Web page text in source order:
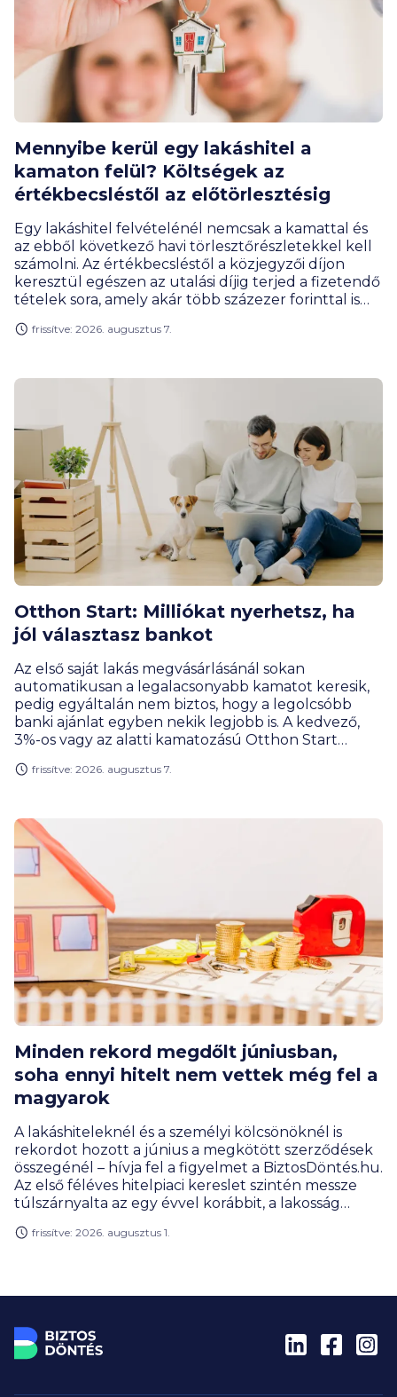
Mennyibe kerül egy lakáshitel a
kamaton felül? Költségek az
értékbecsléstől az előtörlesztésig
Egy lakáshitel felvételénél nemcsak a kamattal és
az ebből következő havi törlesztőrészletekkel kell
számolni. Az értékbecsléstől a közjegyzői díjon
keresztül egészen az utalási díjig terjed a fizetendő
tételek sora, amely akár több százezer forinttal is
díjakra érdemes előre felkészülnöd, és melyeket
frissítve: 2026. augusztus 7.
Otthon Start: Milliókat nyerhetsz, ha
jól választasz bankot
Az első saját lakás megvásárlásánál sokan
automatikusan a legalacsonyabb kamatot keresik,
pedig egyáltalán nem biztos, hogy a legolcsóbb
banki ajánlat egyben nekik legjobb is. A kedvező,
3%-os vagy az alatti kamatozású Otthon Start
igénylési feltételek és a teljes futamidő alatti
teljes kép alapján érdemes meghozni.
frissítve: 2026. augusztus 7.
Minden rekord megdőlt júniusban,
soha ennyi hitelt nem vettek még fel a
magyarok
A lakáshiteleknél és a személyi kölcsönöknél is
rekordot hozott a június a megkötött szerződések
összegénél – hívja fel a figyelmet a BiztosDöntés.hu.
Az első féléves hitelpiaci kereslet szintén messze
túlszárnyalta az egy évvel korábbit, a lakosság
milliárd forint közelében mozog.
frissítve: 2026. augusztus 1.